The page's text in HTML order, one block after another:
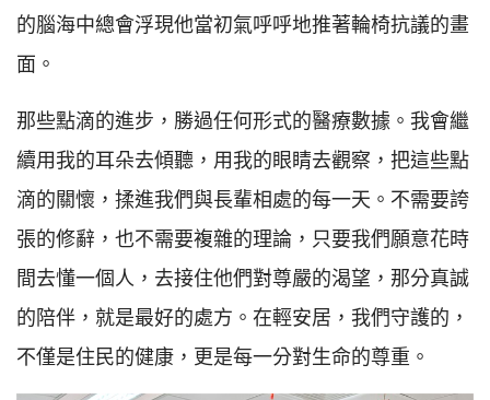
的腦海中總會浮現他當初氣呼呼地推著輪椅抗議的畫
面。
那些點滴的進步，勝過任何形式的醫療數據。我會繼
續用我的耳朵去傾聽，用我的眼睛去觀察，把這些點
滴的關懷，揉進我們與長輩相處的每一天。不需要誇
張的修辭，也不需要複雜的理論，只要我們願意花時
間去懂一個人，去接住他們對尊嚴的渴望，那分真誠
的陪伴，就是最好的處方。在輕安居，我們守護的，
不僅是住民的健康，更是每一分對生命的尊重。